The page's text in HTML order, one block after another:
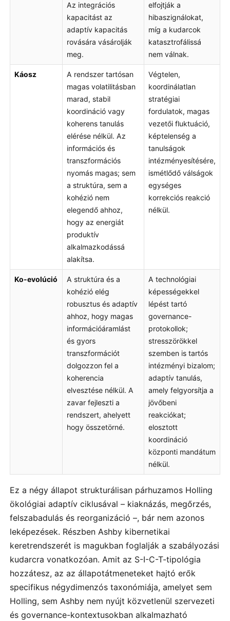
Az integrációs
kapacitást az
adaptív kapacitás
rovására vásárolják
meg.
elfojtják a
hibaszignálokat,
míg a kudarcok
katasztrofálissá
nem válnak.
Káosz
A rendszer tartósan
magas volatilitásban
marad, stabil
koordináció vagy
koherens tanulás
elérése nélkül. Az
információs és
transzformációs
nyomás magas; sem
a struktúra, sem a
kohézió nem
elegendő ahhoz,
hogy az energiát
produktív
alkalmazkodássá
alakítsa.
Végtelen,
koordinálatlan
stratégiai
fordulatok, magas
vezetői fluktuáció,
képtelenség a
tanulságok
intézményesítésére,
ismétlődő válságok
egységes
korrekciós reakció
nélkül.
Ko-evolúció
A struktúra és a
kohézió elég
robusztus és adaptív
ahhoz, hogy magas
információáramlást
és gyors
transzformációt
dolgozzon fel a
koherencia
elvesztése nélkül. A
zavar fejleszti a
rendszert, ahelyett
hogy összetörné.
A technológiai
képességekkel
lépést tartó
governance-
protokollok;
stresszörökkel
szemben is tartós
intézményi bizalom;
adaptív tanulás,
amely felgyorsítja a
jövőbeni
reakciókat;
elosztott
koordináció
központi mandátum
nélkül.
Ez a négy állapot strukturálisan párhuzamos Holling
ökológiai adaptív ciklusával – kiaknázás, megőrzés,
felszabadulás és reorganizáció –, bár nem azonos
leképezések. Részben Ashby kibernetikai
keretrendszerét is magukban foglalják a szabályozási
kudarcra vonatkozóan. Amit az S-I-C-T-tipológia
hozzátesz, az az állapotátmeneteket hajtó erők
specifikus négydimenzós taxonómiája, amelyet sem
Holling, sem Ashby nem nyújt közvetlenül szervezeti
és governance-kontextusokban alkalmazható